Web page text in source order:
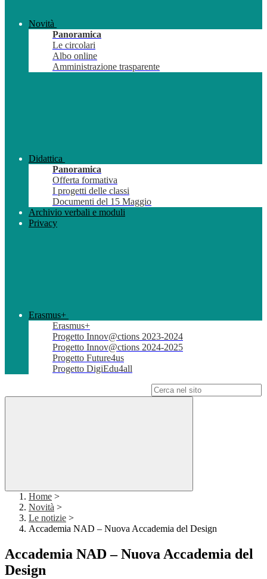
Novità
Panoramica
Le circolari
Albo online
Amministrazione trasparente
Didattica
Panoramica
Offerta formativa
I progetti delle classi
Documenti del 15 Maggio
Archivio verbali e moduli
Privacy
Erasmus+
Erasmus+
Progetto Innov@ctions 2023-2024
Progetto Innov@ctions 2024-2025
Progetto Future4us
Progetto DigiEdu4all
Home >
Novità >
Le notizie >
Accademia NAD – Nuova Accademia del Design
Accademia NAD – Nuova Accademia del
Design